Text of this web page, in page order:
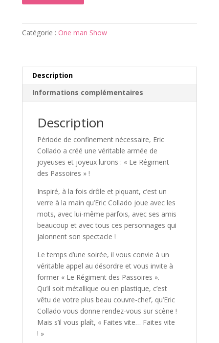
Catégorie : One man Show
Description
Informations complémentaires
Description
Période de confinement nécessaire, Eric
Collado a créé une véritable armée de
joyeuses et joyeux lurons : « Le Régiment
des Passoires » !
Inspiré, à la fois drôle et piquant, c’est un
verre à la main qu’Eric Collado joue avec les
mots, avec lui-même parfois, avec ses amis
beaucoup et avec tous ces personnages qui
jalonnent son spectacle !
Le temps d’une soirée, il vous convie à un
véritable appel au désordre et vous invite à
former « Le Régiment des Passoires ».
Qu’il soit métallique ou en plastique, c’est
vêtu de votre plus beau couvre-chef, qu’Eric
Collado vous donne rendez-vous sur scène !
Mais s’il vous plaît, « Faites vite… Faites vite
! »